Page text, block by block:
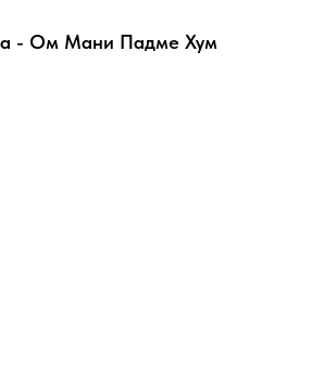
- Ом Мани Падме Хум